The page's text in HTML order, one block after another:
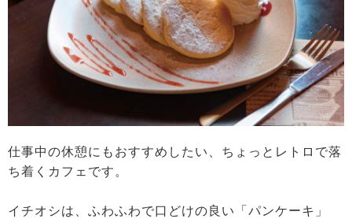
仕事中の休憩にもおすすめしたい、ちょっとレトロで落
ち着くカフェです。
イチオシは、ふわふわで口どけの良い「パンケーキ」